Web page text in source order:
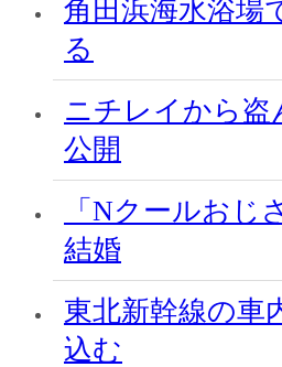
角田浜海水浴場
る
ニチレイから盗
公開
「Nクールおじ
結婚
東北新幹線の車
込む